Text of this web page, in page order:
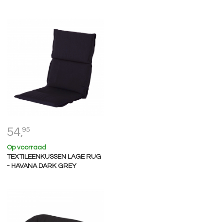
54,95
Op voorraad
TEXTILEENKUSSEN LAGE RUG
- HAVANA DARK GREY